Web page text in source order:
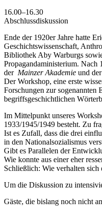
16.00–16.30
Abschlussdiskussion
Ende der 1920er Jahre hatte
Geschichtswissenschaft,
Bibliothek Aby Warburgs
Propagandaministerium. Nach
der Mainzer Akademie und
Der Workshop, eine erste
Forschungen zur sogenannten
begriffsgeschichtlichen
Im Mittelpunkt unseres
1933/1945/1949 besteht. Zu
Ist es Zufall, dass die drei
in den Nationalsozialismus
Gibt es Parallelen der
Wie konnte aus einer eher
Schließlich: Wie verhalten
Um die Diskussion zu
Gäste, die bislang noch nicht